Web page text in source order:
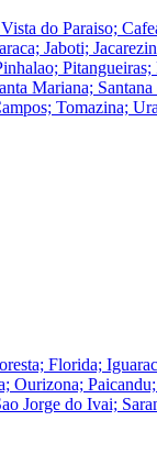
do Paraiso;
Jaboti;
Mariana;
Tomazina;
Florida;
Jorge do Ivai;